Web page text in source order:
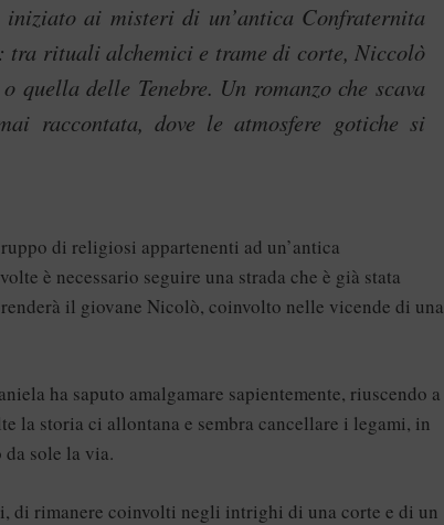
ai misteri di un’antica Confraternita
tra rituali alchemici e trame di corte, Niccolò
quella delle Tenebre. Un romanzo che scava
raccontata, dove le atmosfere gotiche si
di religiosi appartenenti ad un’antica
è necessario seguire una strada che è già stata
il giovane Nicolò, coinvolto nelle vicende di una
ha saputo amalgamare sapientemente, riuscendo a
la storia ci allontana e sembra cancellare i legami, in
sole la via.
di rimanere coinvolti negli intrighi di una corte e di un